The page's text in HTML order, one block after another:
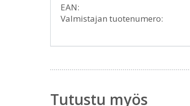
EAN:
Valmistajan tuotenumero:
Tutustu myös